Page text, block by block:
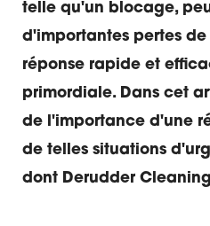
telle qu'un blocage,
d'importantes pertes
réponse rapide et
primordiale. Dans cet
de l'importance d'une
de telles situations
dont Derudder